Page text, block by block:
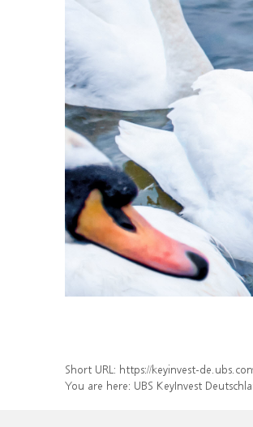
Short URL: https://keyinvest-
You are here: UBS KeyInvest